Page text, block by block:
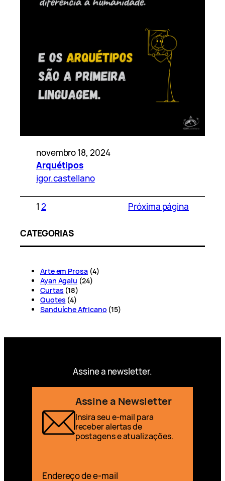
novembro 18, 2024
Arquétipos
igor.castellano
1 2 Próxima página
CATEGORIAS
Arte em Prosa(4)
Ayan Agalu (24)
Curtas (18)
Quotes (4)
Sanduíche Africano (15)
Assine a newsletter.
Assine a Newsletter
Insira seu e-mail para
receber alertas de
postagens e atualizações.
Endereço de e-mail